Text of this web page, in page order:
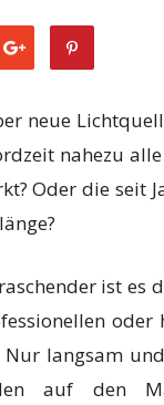
neue
nahezu
Oder die seit
ist es
oder
langsam
auf den